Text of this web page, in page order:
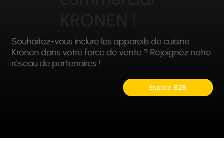
Souhaitez-vous inclure les appareils de cuisine
Kronen dans votre force de vente ? Rejoignez notre
réseau de partenaires !
Espace B2B